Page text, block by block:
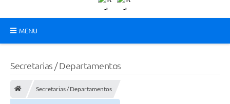
MENU
Secretarias / Departamentos
Secretarias / Departamentos